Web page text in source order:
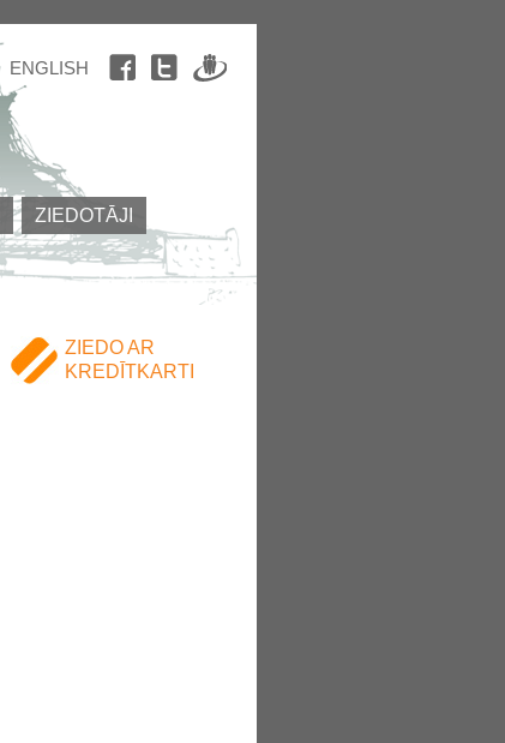
ENGLISH
ZIEDOTĀJI
ZIEDO AR
KREDĪTKARTI